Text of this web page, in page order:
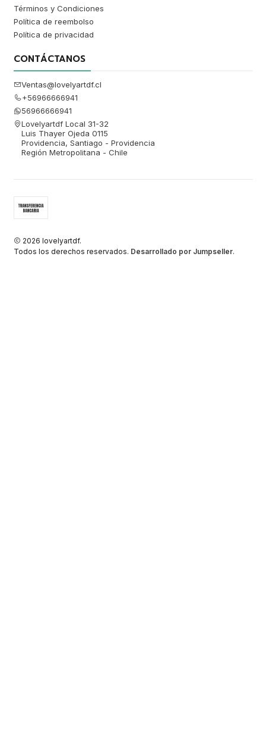
Términos y Condiciones
Política de reembolso
Política de privacidad
CONTÁCTANOS
Ventas@lovelyartdf.cl
+56966666941
56966666941
Lovelyartdf Local 31-32
Luis Thayer Ojeda 0115
Providencia, Santiago - Providencia
Región Metropolitana - Chile
2026 lovelyartdf.
Todos los derechos reservados. Desarrollado por Jumpseller.